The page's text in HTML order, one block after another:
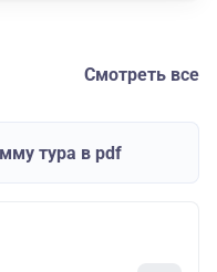
Смотреть все
тура в pdf